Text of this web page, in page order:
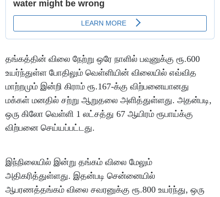
தங்கத்தின் விலை நேற்று ஒரே நாளில் பவுனுக்கு ரூ.600
உயர்ந்துள்ள போதிலும் வெள்ளியின் விலையில் எவ்வித
மாற்றமும் இன்றி கிராம் ரூ.167-க்கு விற்பனையானது
மக்கள் மனதில் சற்று ஆறுதலை அளித்துள்ளது. அதன்படி,
ஒரு கிலோ வெள்ளி 1 லட்சத்து 67 ஆயிரம் ரூபாய்க்கு
விற்பனை செய்யப்பட்டது.
இந்நிலையில் இன்று தங்கம் விலை மேலும்
அதிகரித்துள்ளது. இதன்படி சென்னையில்
ஆபரணத்தங்கம் விலை சவரனுக்கு ரூ.800 உயர்ந்து, ஒரு